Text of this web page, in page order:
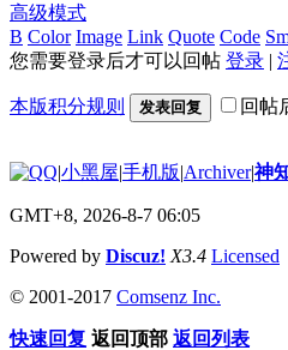
高级模式
B Color Image Link Quote Code
您需要登录后才可以回帖 登录 |
本版积分规则 发表回复 回帖
|小黑屋|手机版|Archiver|神
GMT+8, 2026-8-7 06:05
Powered by Discuz! X3.4 Licensed
© 2001-2017 Comsenz Inc.
快速回复 返回顶部 返回列表